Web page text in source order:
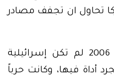
تحاول ان تجفف مصادر
ولفت الى ان “حرب تموز 2006 لم تكن إسرائيلية
أداة فيها، وكانت حرباً